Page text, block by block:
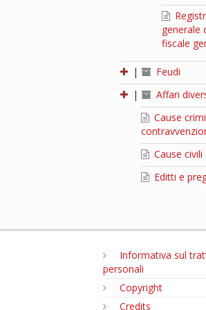
generale
fiscale
|
Feudi
|
Affari
Cause
Cause civili
Editti e
Informativa sul
personali
Copyright
Credits